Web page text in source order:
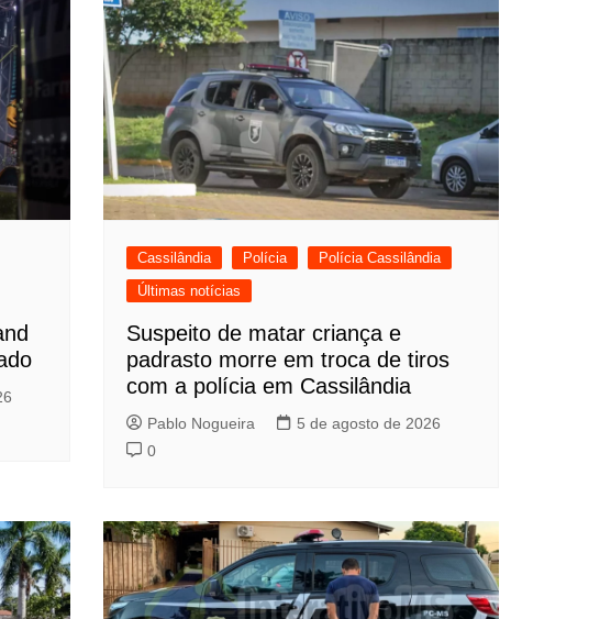
Cassilândia Polícia
Polícia Cassilândia
Últimas notícias
Suspeito de matar criança e
padrasto morre em troca de tiros
com a polícia em Cassilândia
Pablo Nogueira
5 de agosto de 2026
0